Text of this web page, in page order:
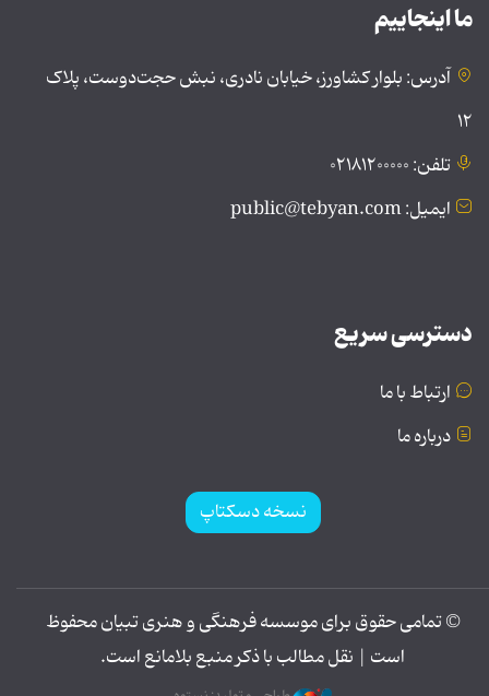
ما اینجاییم
آدرس: بلوار کشاورز، خیابان نادری، نبش حجت‌دوست، پلاک
۱۲
تلفن: ۰۲۱۸۱۲۰۰۰۰۰
ایمیل: public@tebyan.com
دسترسی سریع
ارتباط با ما
درباره ما
نسخه دسکتاپ
© تمامی حقوق برای موسسه فرهنگی و هنری تبیان محفوظ
است | نقل مطالب با ذکر منبع بلامانع است.